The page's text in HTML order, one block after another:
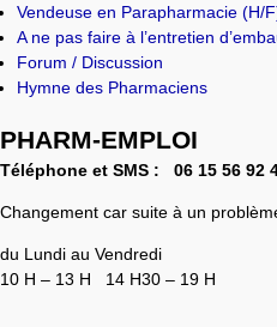
Vendeuse en Parapharmacie (H/
A ne pas faire à l’entretien
Forum / Discussion
Hymne des Pharmaciens
PHARM-EMPLOI
Téléphone et SMS : 06 15 56 92
Changement car suite à un
du Lundi au Vendredi
10 H – 13 H 14 H30 – 19 H